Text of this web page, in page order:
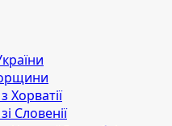
Хорватії
Словенії